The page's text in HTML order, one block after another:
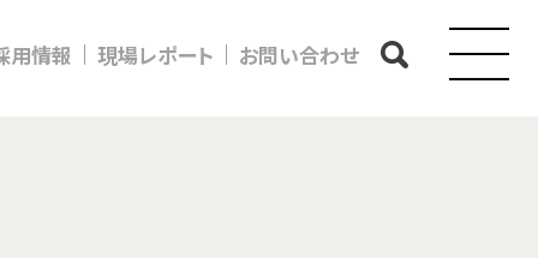
用情報 現場レポート お問い合わせ